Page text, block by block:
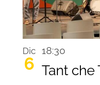
Dic
6
18:30
Tant che